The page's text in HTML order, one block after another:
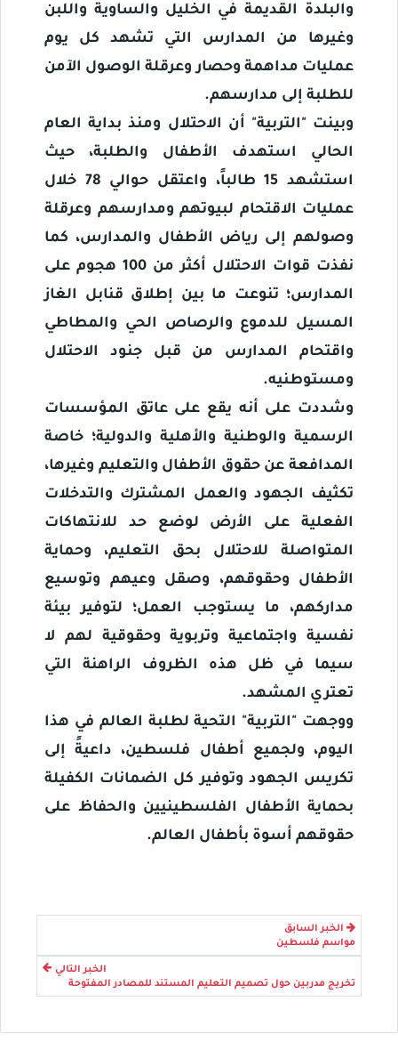
والبلدة القديمة في الخليل والساوية واللبن
وغيرها من المدارس التي تشهد كل يوم
عمليات مداهمة وحصار وعرقلة الوصول الآمن
للطلبة إلى مدارسهم.
وبينت "التربية" أن الاحتلال ومنذ بداية العام
الحالي استهدف الأطفال والطلبة، حيث
استشهد 15 طالباً، واعتقل حوالي 78 خلال
عمليات الاقتحام لبيوتهم ومدارسهم وعرقلة
وصولهم إلى رياض الأطفال والمدارس، كما
نفذت قوات الاحتلال أكثر من 100 هجوم على
المدارس؛ تنوعت ما بين إطلاق قنابل الغاز
المسيل للدموع والرصاص الحي والمطاطي
واقتحام المدارس من قبل جنود الاحتلال
ومستوطنيه.
وشددت على أنه يقع على عاتق المؤسسات
الرسمية والوطنية والأهلية والدولية؛ خاصة
المدافعة عن حقوق الأطفال والتعليم وغيرها،
تكثيف الجهود والعمل المشترك والتدخلات
الفعلية على الأرض لوضع حد للانتهاكات
المتواصلة للاحتلال بحق التعليم، وحماية
الأطفال وحقوقهم، وصقل وعيهم وتوسيع
مداركهم، ما يستوجب العمل؛ لتوفير بيئة
نفسية واجتماعية وتربوية وحقوقية لهم لا
سيما في ظل هذه الظروف الراهنة التي
تعتري المشهد.
ووجهت "التربية" التحية لطلبة العالم في هذا
اليوم، ولجميع أطفال فلسطين، داعيةً إلى
تكريس الجهود وتوفير كل الضمانات الكفيلة
بحماية الأطفال الفلسطينيين والحفاظ على
حقوقهم أسوة بأطفال العالم.
الخبر السابق
مواسم فلسطين
الخبر التالي
تخريج مدربين حول تصميم التعليم المستند للمصادر المفتوحة